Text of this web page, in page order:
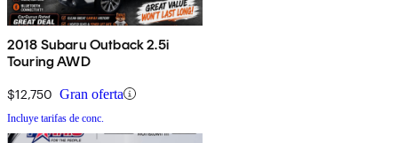
2018 Subaru Outback 2.5i
Touring AWD
$12,750 Gran oferta
Incluye tarifas de conc.